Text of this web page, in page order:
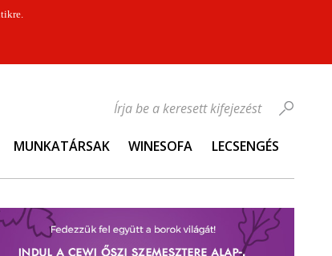
MUNKATÁRSAK WINESOFA LECSENGÉS
Írja be a keresett kifejezést